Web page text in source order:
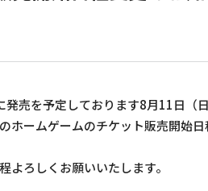
売を予定しております8月11日（
ホームゲームのチケット販売開始
よろしくお願いいたします。